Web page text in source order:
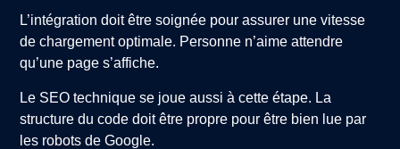
L’intégration doit être soignée pour assurer une vitesse
de chargement optimale. Personne n’aime attendre
qu’une page s’affiche.
Le SEO technique se joue aussi à cette étape. La
structure du code doit être propre pour être bien lue par
les robots de Google.